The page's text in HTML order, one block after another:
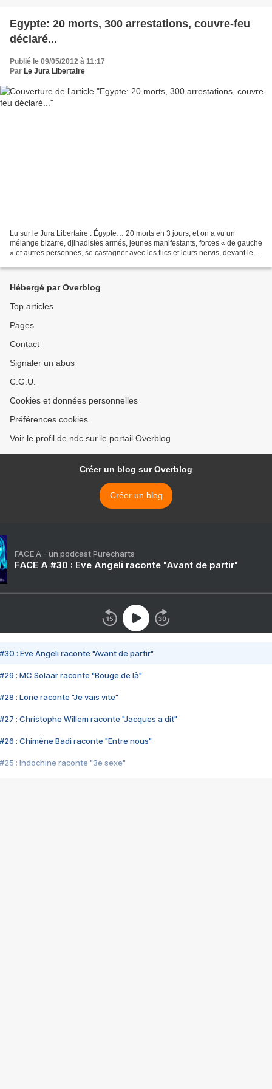
Egypte: 20 morts, 300 arrestations, couvre-feu
déclaré...
Publié le 09/05/2012 à 11:17
Par Le Jura Libertaire
Lu sur le Jura Libertaire : Égypte… 20 morts en 3 jours, et on a vu un
mélange bizarre, djihadistes armés, jeunes manifestants, forces « de gauche
» et autres personnes, se castagner avec les flics et leurs nervis, devant le
Hébergé par Overblog
Top articles
Pages
Contact
Signaler un abus
C.G.U.
Cookies et données personnelles
Préférences cookies
Voir le profil de ndc sur le portail Overblog
Créer un blog sur Overblog
Créer un blog
FACE A - un podcast Purecharts
FACE A #30 : Eve Angeli raconte "Avant de partir"
#30 : Eve Angeli raconte "Avant de partir"
#29 : MC Solaar raconte "Bouge de là"
#28 : Lorie raconte "Je vais vite"
#27 : Christophe Willem raconte "Jacques a dit"
#26 : Chimène Badi raconte "Entre nous"
#25 : Indochine raconte "3e sexe"